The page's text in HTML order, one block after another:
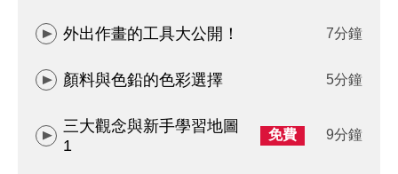
外出作畫的工具大公開！ 7分鐘
顏料與色鉛的色彩選擇 5分鐘
三大觀念與新手學習地圖
1
免費 9分鐘